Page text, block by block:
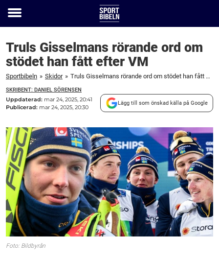
Toggle
Truls Gisselmans rörande ord om
stödet han fått efter VM
Sportbibeln » Skidor » Truls Gisselmans rörande ord om stödet han fått efter VM
SKRIBENT: DANIEL SÖRENSEN
Uppdaterad: mar 24, 2025, 20:41
Publicerad: mar 24, 2025, 20:30
Lägg till som önskad källa på Google
Foto: Bildbyrån